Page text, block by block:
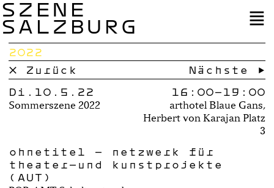
SZENE
SALZBURG
2022
× Zurück
Nächste →
Di.10.5.22
Sommerszene 2022
16:00–19:00
arthotel Blaue Gans,
Herbert von Karajan Platz
3
ohnetitel – netzwerk für
theater-und kunstprojekte
(AUT)